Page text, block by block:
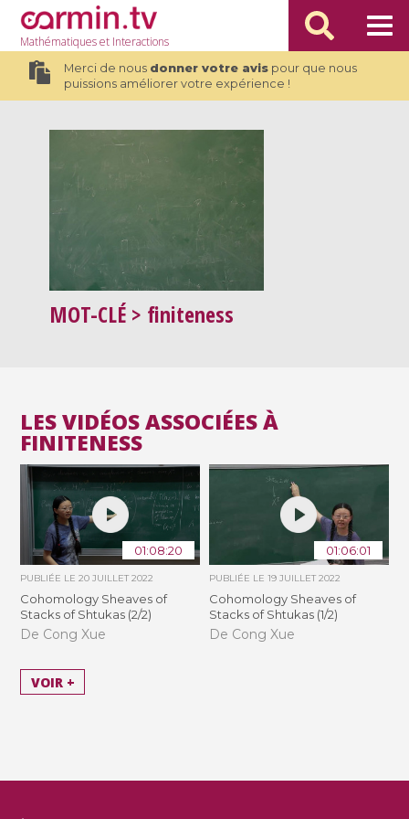
Mathématiqueset Interactions
Merci de nous donner votre avispour que nous
puissions améliorer votre expérience !
MOT-CLÉ > finiteness
LES VIDÉOS ASSOCIÉES À
FINITENESS
01:08:20
PUBLIÉE LE20 JUILLET 2022
Cohomology Sheaves of
Stacks of Shtukas (2/2)
De Cong Xue
01:06:01
PUBLIÉE LE 19 JUILLET 2022
Cohomology Sheaves of
Stacks of Shtukas (1/2)
De Cong Xue
VOIR +